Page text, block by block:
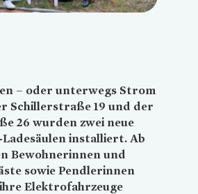
– oder unterwegs Strom
Schillerstraße 19 und der
26 wurden zwei neue
installiert. Ab
Bewohnerinnen und
sowie Pendlerinnen
Elektrofahrzeuge